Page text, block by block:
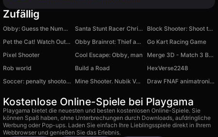
Zufällig
Obby: Guess the Number Santa Stunt Racer Christmas Delivery
Block Shooter: Shoot the Blocks!
Pet the Cat! Watch Out, It Bites!
Obby Brainrot: Thief and Fuzer of Memes!
Go Kart Racing Game
Pixel Shooter
Cool Escape: Obby, man
Merge 3D - Match 3 Balloons!
Rob world
Build a Road
HexVerse2248
Soccer: penalty shootout
Mine Shooter. Nubik Vs Everyone! Draw FNAF animatronics!
Kostenlose Online-Spiele bei Playgama
Playgama bietet die neuesten und besten kostenlosen Online-Spiele. Sie
können Spaß haben, ohne Unterbrechungen durch Downloads, aufdringliche
Werbung oder Pop-ups. Laden Sie einfach Ihre Lieblingsspiele direkt in Ihrem
Webbrowser und genießen Sie das Erlebnis.